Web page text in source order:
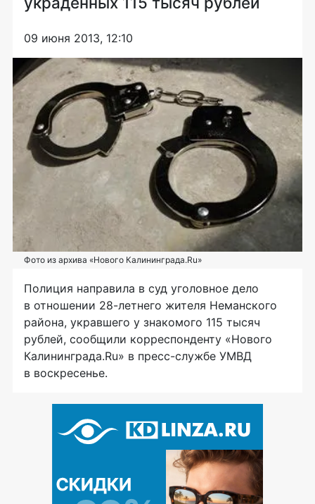
09 июня 2013, 12:10
Фото из архива «Нового Калининграда.Ru»
Полиция направила в суд уголовное дело
в отношении 28-летнего жителя Неманского
района, укравшего у знакомого 115 тысяч
рублей, сообщили корреспонденту «Нового
Калининграда.Ru» в пресс-службе УМВД
в воскресенье.